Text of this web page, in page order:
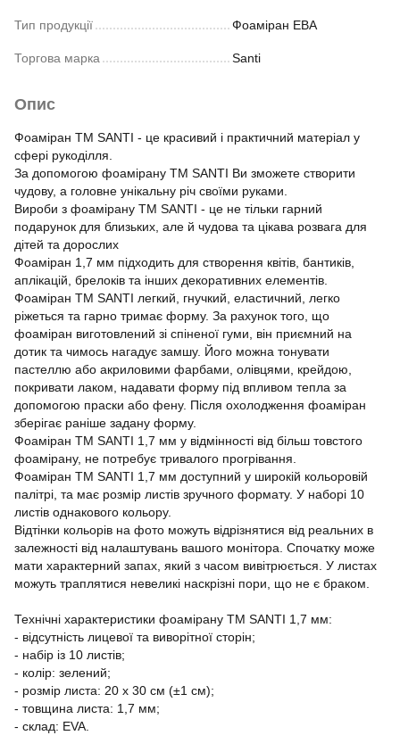
Тип продукції Фоаміран ЕВА
Торгова марка Santi
Опис
Фоаміран ТМ SANTI - це красивий і практичний матеріал у
сфері рукоділля.
За допомогою фоамірану ТМ SANTI Ви зможете створити
чудову, а головне унікальну річ своїми руками.
Вироби з фоамірану ТМ SANTI - це не тільки гарний
подарунок для близьких, але й чудова та цікава розвага для
дітей та дорослих
Фоаміран 1,7 мм підходить для створення квітів, бантиків,
аплікацій, брелоків та інших декоративних елементів.
Фоаміран ТМ SANTI легкий, гнучкий, еластичний, легко
ріжеться та гарно тримає форму. За рахунок того, що
фоаміран виготовлений зі спіненої гуми, він приємний на
дотик та чимось нагадує замшу. Його можна тонувати
пастеллю або акриловими фарбами, олівцями, крейдою,
покривати лаком, надавати форму під впливом тепла за
допомогою праски або фену. Після охолодження фоаміран
зберігає раніше задану форму.
Фоаміран ТМ SANTI 1,7 мм у відмінності від більш товстого
фоамірану, не потребує тривалого прогрівання.
Фоаміран ТМ SANTI 1,7 мм доступний у широкій кольоровій
палітрі, та має розмір листів зручного формату. У наборі 10
листів однакового кольору.
Відтінки кольорів на фото можуть відрізнятися від реальних в
залежності від налаштувань вашого монітора. Спочатку може
мати характерний запах, який з часом вивітрюється. У листах
можуть траплятися невеликі наскрізні пори, що не є браком.
Технічні характеристики фоамірану ТМ SANTI 1,7 мм:
- відсутність лицевої та виворітної сторін;
- набір із 10 листів;
- колір: зелений;
- розмір листа: 20 х 30 см (±1 см);
- товщина листа: 1,7 мм;
- склад: EVA.